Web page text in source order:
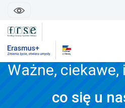
uwaga
otwiera
się
nowej
Ważne,
co się u